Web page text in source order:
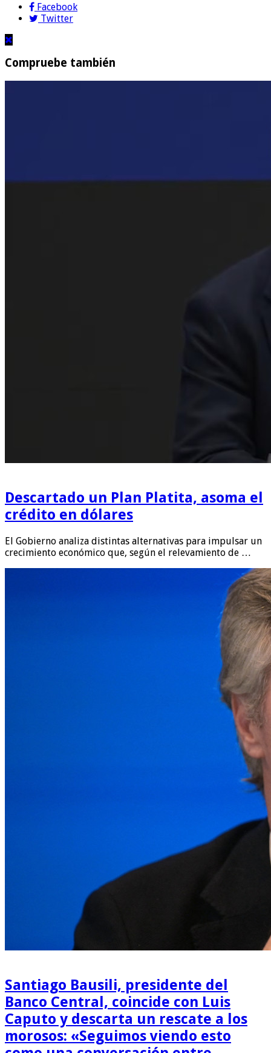
Facebook
Twitter
Compruebe también
Descartado un Plan Platita, asoma el
crédito en dólares
El Gobierno analiza distintas alternativas para impulsar un
crecimiento económico que, según el relevamiento de …
Santiago Bausili, presidente del
Banco Central, coincide con Luis
Caputo y descarta un rescate a los
morosos: «Seguimos viendo esto